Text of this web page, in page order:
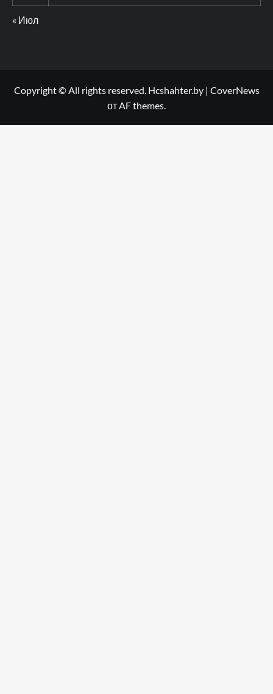
« Июл
Copyright © All rights reserved. Hcshahter.by | CoverNews
от AF themes.